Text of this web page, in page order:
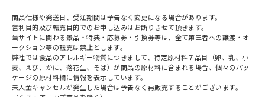
商品仕様や発送日、受注期間は予告なく変更になる場合があります。
営利目的及び転売目的でのお申し込みはお断りさせて頂きます。
当サイトに関わる景品・特典・応募券・引換券等は、全て第三者への譲渡・オ
ークション等の転売は禁止とします。
弊社では食品のアレルギー物質につきまして、特定原材料７品目（卵、乳、小
麦、えび、かに、落花生、そば）が商品の原材料に含まれる場合、個々のパッ
ケージの原材料欄に情報を表示しています。
未入金キャンセルが発生した場合は予告なく再販売することがございます。